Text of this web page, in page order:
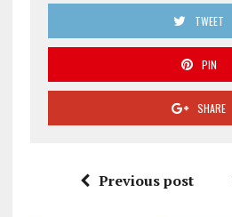
TWEET
PIN
SHARE
Previous post